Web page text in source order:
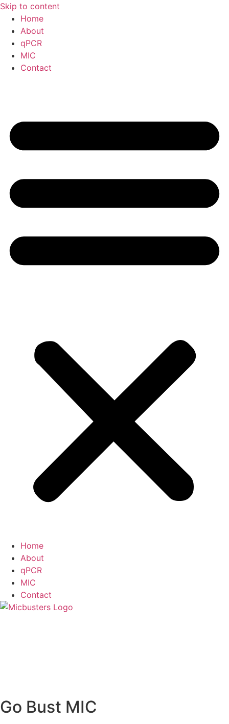
Skip to content
Home
About
qPCR
MIC
Contact
Home
About
qPCR
MIC
Contact
Go Bust MIC